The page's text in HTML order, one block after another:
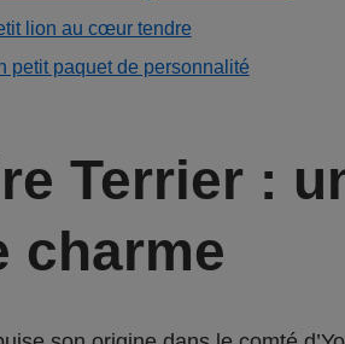
lion au cœur tendre
petit paquet de personnalité
Terrier :
charme